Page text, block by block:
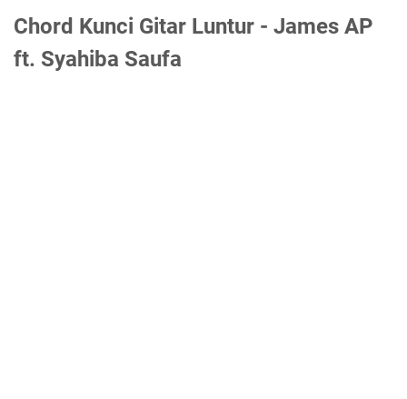
Chord Kunci Gitar Luntur - James AP
ft. Syahiba Saufa